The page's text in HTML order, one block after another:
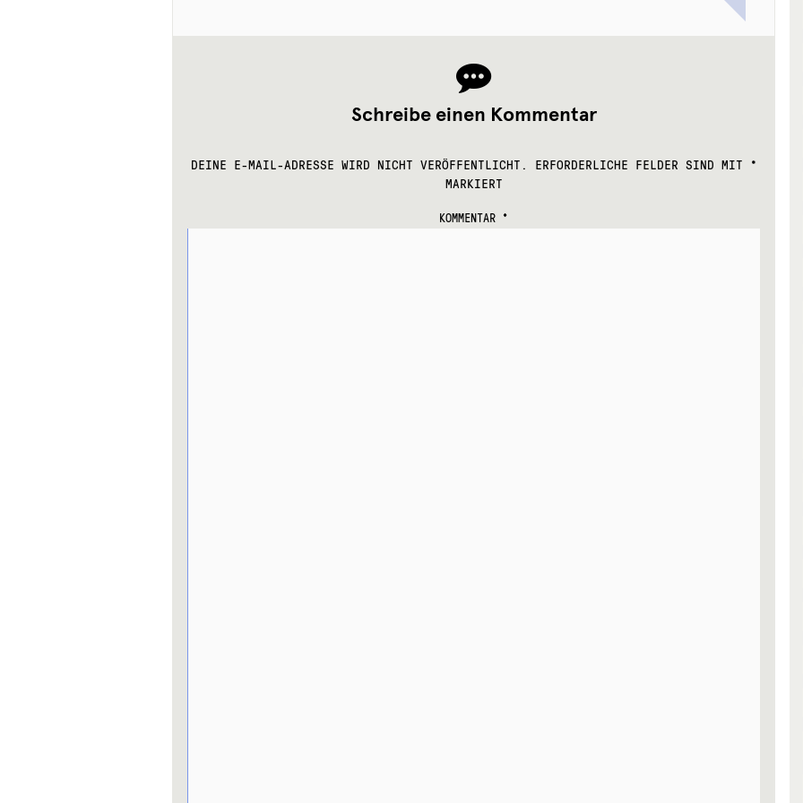
Schreibe einen Kommentar
DEINE E-MAIL-ADRESSE WIRD NICHT VERÖFFENTLICHT. ERFORDERLICHE FELDER SIND MIT *
MARKIERT
KOMMENTAR *